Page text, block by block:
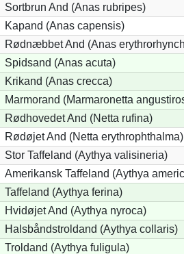
Sortbrun And (Anas rubripes)
Kapand (Anas capensis)
Rødnæbbet And (Anas
Spidsand (Anas acuta)
Krikand (Anas crecca)
Marmorand (Marmaronetta
Rødhovedet And (Netta rufina)
Rødøjet And (Netta erythrophthalma)
Stor Taffeland (Aythya valisineria)
Amerikansk Taffeland (Aythya
Taffeland (Aythya ferina)
Hvidøjet And (Aythya nyroca)
Halsbåndstroldand (Aythya collaris)
Troldand (Aythya fuligula)